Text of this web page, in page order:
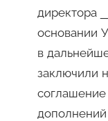
директора
основании
в
заключили